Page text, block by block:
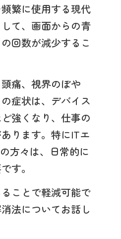
繁に使用する現代
て、画面からの青
回数が減少するこ
痛、視界のぼや
症状は、デバイス
強くなり、仕事の
ります。特にITエ
方々は、日常的に
す。
ことで軽減可能で
法についてお話し